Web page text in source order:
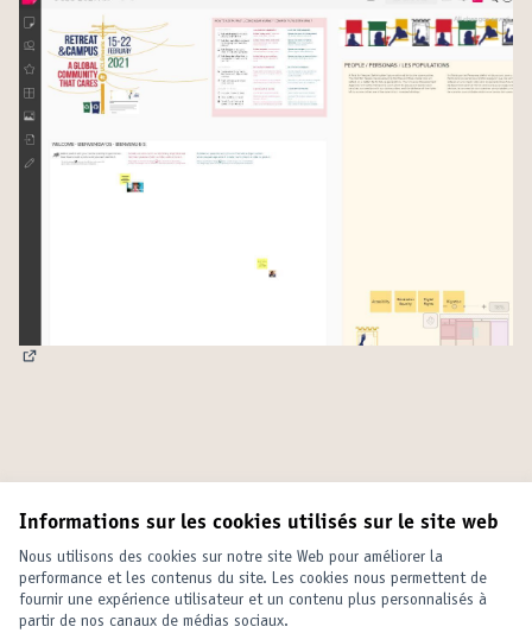
Informations sur les cookies utilisés sur le site web
Nous utilisons des cookies sur notre site Web pour améliorer la
performance et les contenus du site. Les cookies nous permettent de
fournir une expérience utilisateur et un contenu plus personnalisés à
partir de nos canaux de médias sociaux.
Conditions d'utilisation
Paramètres des cookies
United Cities and Local Governments sur X
(Lien externe)
United Cities and Local Governments sur Facebook
(Lien externe)
United Cities and Local Governments sur YouTube
(Lien externe)
Français
Elegir el idiomaChoose languageChoisir la langue